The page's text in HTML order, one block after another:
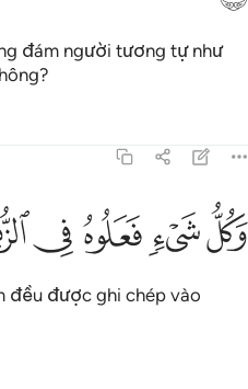
đám người tương tự như
وكل شيء فعلوه في الزبر ٥٢
وَكُلُّ شَىْءٍۢ فَعَلُوهُ فِى ٱلزُّبُرِ ٥٢
ﱏﱐﱑﱒ
đều được ghi chép vào